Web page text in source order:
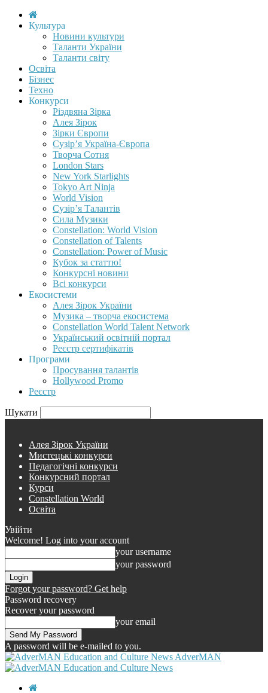
Культура
Новини культури
Таланти України
Таланти світу
Освіта
Бізнес
Техно
Конкурси
Різдвяна Зірка
Алея Зірок
Зірки Європи
Сузір’я Україна-Європа
Творча Сотня
London Stars
New York Starlights
Tokyo Art Ninja
World Vision
Сузір’я Талантів
Сила Музики
Constellation: World Vision
Constellation of Talents
Constellation: Power of Music
Кубок за статтю!
Конкурсні новини
Всі конкурси
Екосистеми
Алея Зірок України
Музика – творча екосистема
Constellation World Talent Network
Український освітній портал
Реєстр сертифікатів
Програми
Просування талантів
Hollywood Promo
Реєстр
Шукати
Алея Зірок України
Мистецькі конкурси
Педагогічні конкурси
Конкурсний портал
Курси
Constellation World
Освіта
Увійти
Welcome! Log into your account
your username
your password
Forgot your password? Get help
Password recovery
Recover your password
your email
A password will be e-mailed to you.
AdverMAN